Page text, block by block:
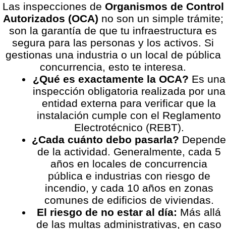
Las inspecciones de Organismos de Control
Autorizados (OCA) no son un simple trámite;
son la garantía de que tu infraestructura es
segura para las personas y los activos. Si
gestionas una industria o un local de pública
concurrencia, esto te interesa.
¿Qué es exactamente la OCA? Es una
inspección obligatoria realizada por una
entidad externa para verificar que la
instalación cumple con el Reglamento
Electrotécnico (REBT).
¿Cada cuánto debo pasarla? Depende
de la actividad. Generalmente, cada 5
años en locales de concurrencia
pública e industrias con riesgo de
incendio, y cada 10 años en zonas
comunes de edificios de viviendas.
El riesgo de no estar al día: Más allá
de las multas administrativas, en caso